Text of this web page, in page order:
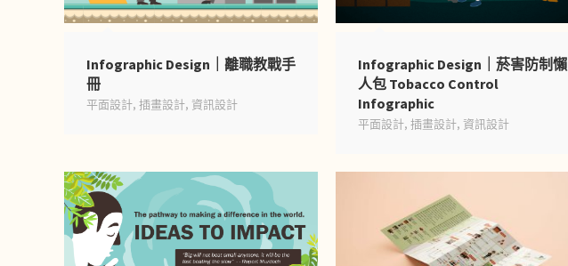
Infographic Design｜離職教戰手
冊
平面設計, 插畫設計, 資訊設計
Infographic Design｜菸害防制懶
人包 Tobacco Control
Infographic
平面設計, 插畫設計, 資訊設計